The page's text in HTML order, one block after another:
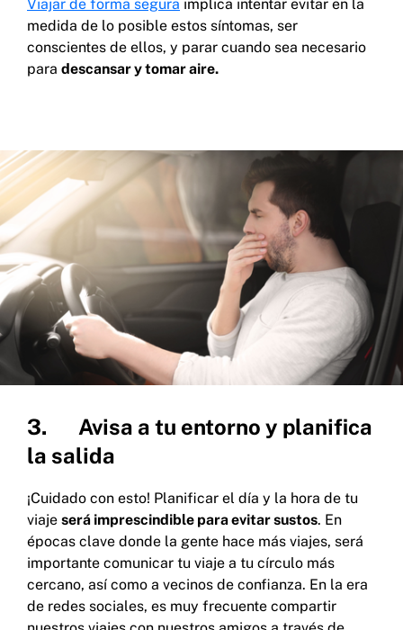
Viajar de forma segura implica intentar evitar en la
medida de lo posible estos síntomas, ser
conscientes de ellos, y parar cuando sea necesario
para descansar y tomar aire.
3. Avisa a tu entorno y planifica
la salida
¡Cuidado con esto! Planificar el día y la hora de tu
viaje será imprescindible para evitar sustos. En
épocas clave donde la gente hace más viajes, será
importante comunicar tu viaje a tu círculo más
cercano, así como a vecinos de confianza. En la era
de redes sociales, es muy frecuente compartir